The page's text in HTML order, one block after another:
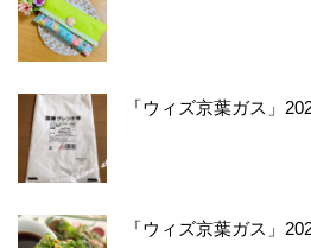
「ウィズ京葉ガス」
「ウィズ京葉ガス」